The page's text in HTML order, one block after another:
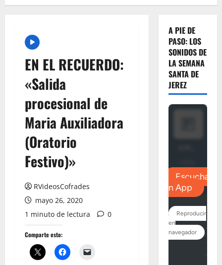
EN EL RECUERDO:
«Salida
procesional de
Maria Auxiliadora
(Oratorio
Festivo)»
RVideosCofrades
mayo 26, 2020
1 minuto de lectura
0
Comparte esto:
A PIE DE
PASO: LOS
SONIDOS DE
LA SEMANA
SANTA DE
JEREZ